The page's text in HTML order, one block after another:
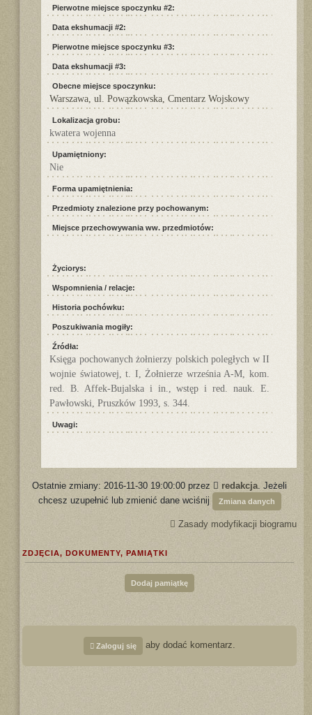
Pierwotne miejsce spoczynku #2:
Data ekshumacji #2:
Pierwotne miejsce spoczynku #3:
Data ekshumacji #3:
Obecne miejsce spoczynku:
Warszawa, ul. Powązkowska, Cmentarz Wojskowy
Lokalizacja grobu:
kwatera wojenna
Upamiętniony:
Nie
Forma upamiętnienia:
Przedmioty znalezione przy pochowanym:
Miejsce przechowywania ww. przedmiotów:
Życiorys:
Wspomnienia / relacje:
Historia pochówku:
Poszukiwania mogiły:
Źródła:
Księga pochowanych żołnierzy polskich poległych w II
wojnie światowej, t. I, Żołnierze września A-M, kom.
red. B. Affek-Bujalska i in., wstęp i red. nauk. E.
Pawłowski, Pruszków 1993, s. 344.
Uwagi:
Ostatnie zmiany: 2016-11-30 19:00:00 przez redakcja. Jeżeli
chcesz uzupełnić lub zmienić dane wciśnij
Zmiana danych
Zasady modyfikacji biogramu
ZDJĘCIA, DOKUMENTY, PAMIĄTKI
Dodaj pamiątkę
Zaloguj się aby dodać komentarz.